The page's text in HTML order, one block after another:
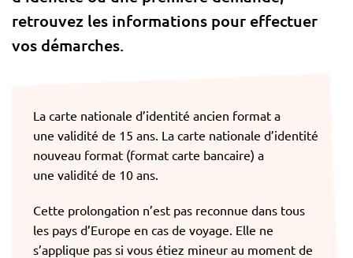
retrouvez les informations pour effectuer
vos démarches.
La carte nationale d’identité ancien format a
une validité de 15 ans. La carte nationale d’identité
nouveau format (format carte bancaire) a
une validité de 10 ans.
Cette prolongation n’est pas reconnue dans tous
les pays d’Europe en cas de voyage. Elle ne
s’applique pas si vous étiez mineur au moment de